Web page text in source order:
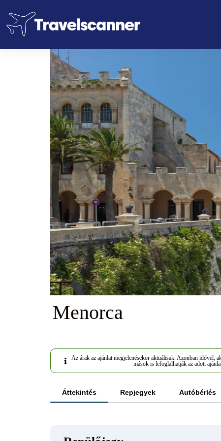
Menorca
Az árak az ajánlat megjelenésekor aktuálisak. Azonban idővel,
mások is lefoglalhatják az adott
Áttekintés Repjegyek Autóbérlés